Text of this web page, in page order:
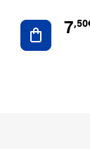
Ajouter
7